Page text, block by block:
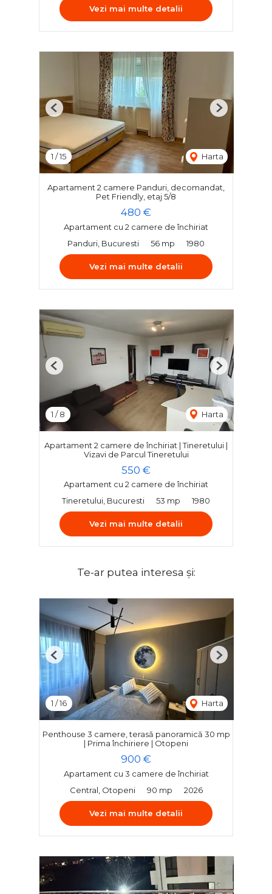
Vezi mai multe detalii
1 /15 Harta
Previous Next
Apartament 2 camere Panduri, decomandat,
Pet Friendly, etaj 5/8
480 €
Apartament cu 2 camere de închiriat
Panduri, Bucuresti
56 mp 1980
Vezi mai multe detalii
1 /8 Harta
Previous Next
Apartament 2 camere de închiriat | Tineretului |
Vizavi de Parcul Tineretului
550 €
Apartament cu 2 camere de închiriat
Tineretului, Bucuresti
53 mp 1980
Vezi mai multe detalii
Te-ar putea interesa și:
1 /16 Harta
Previous Next
Penthouse 3 camere, terasă panoramică 30 mp
| Prima închiriere | Otopeni
900 €
Apartament cu 3 camere de închiriat
Central, Otopeni
90 mp 2026
Vezi mai multe detalii